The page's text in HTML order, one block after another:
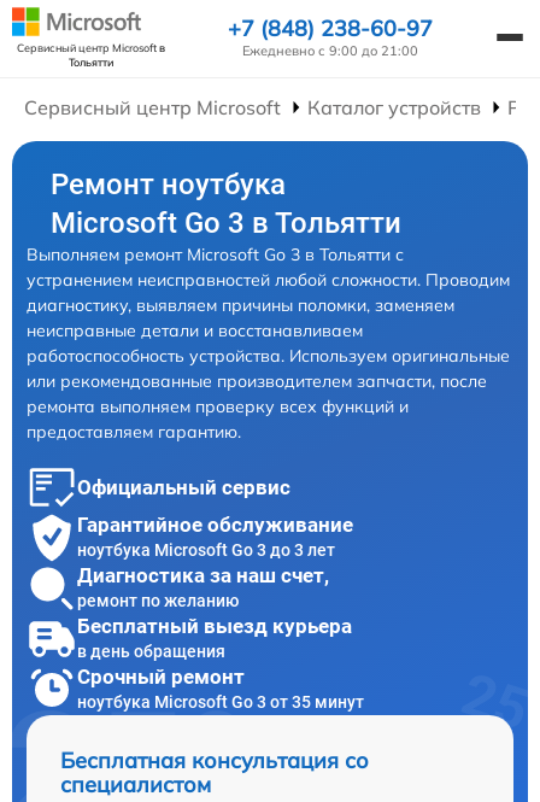
Сервисный центр Microsoftв
Тольятти
+7 (848) 238-60-97
Ежедневно с 9:00 до 21:00
Сервисный центр Microsoft Каталог устройств
Ремонт ноутбука
Microsoft Go 3 в Тольятти
Выполняем ремонт Microsoft Go 3 в Тольятти с
устранением неисправностей любой сложности. Проводим
диагностику, выявляем причины поломки, заменяем
неисправные детали и восстанавливаем
работоспособность устройства. Используем оригинальные
или рекомендованные производителем запчасти, после
ремонта выполняем проверку всех функций и
предоставляем гарантию.
Официальный сервис
Гарантийное обслуживание
ноутбука Microsoft Go 3 до 3 лет
Диагностика за наш счет,
ремонт по желанию
Бесплатный выезд курьера
в день обращения
Срочный ремонт
ноутбука Microsoft Go 3 от 35 минут
Бесплатная консультация со
специалистом